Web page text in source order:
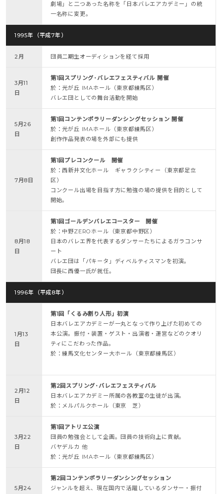
劇場」と二つあった名称を「日本バレエアカデミー」の統
一名称に変更。
1995年（平成7年）
2月 団員二期生オーディションを経て採用
3月11
日
第1回スプリング･バレエフェスティバル 開催
於：光が丘 IMAホール（東京都練馬区）
バレエ団としての舞台活動を開始
5月26
日
第1回コンテンポラリーダンシングセッション 開催
於：光が丘 IMAホール（東京都練馬区）
創作作品発表の場を外部にも提供
7月8日
第1回プレコンクール 開催
於：西新井文化ホール ギャラクシティー（東京都足立
区）
コンクール出場を目指す方に勉強の場の提供を目的として
開始。
8月18
日
第1回ゴールデンバレエコースター 開催
於：中野ZEROホール（東京都中野区）
日本のバレエ界を代表するダンサーたちによるガラコンサ
ート
バレエ団は「パキータ」ディベルティスマンを初演。
団長に西優一氏が就任。
1996年（平成8年）
1月13
日
第1回「くるみ割り人形」初演
日本バレエアカデミーが一丸となって作り上げた初めての
本公演。振付・装置・ゲスト・出演者・運営などのクオリ
ティにこだわった作品。
於：練馬文化センター大ホール（東京都練馬区）
2月12
日
第2回スプリング･バレエフェスティバル
日本バレエアカデミー所属の各教室の生徒が出演。
於：メルパルクホール（東京 芝）
3月22
日
第1回アトリエ公演
団員の勉強会として企画。団員の技術向上に貢献。
バヤデルカ 他
於：光が丘 IMAホール（東京都練馬区）
5月24
第2回コンテンポラリーダンシングセッション
ジャンルを超え、現在国内で活躍しているダンサー・振付